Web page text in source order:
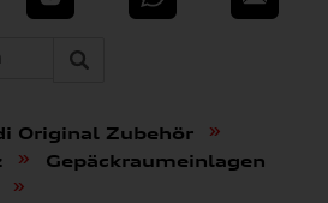
Original Zubehör »
» Gepäckraumeinlagen
»